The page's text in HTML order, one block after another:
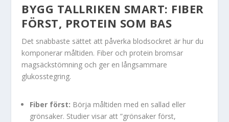
BYGG TALLRIKEN SMART: FIBER
FÖRST, PROTEIN SOM BAS
Det snabbaste sättet att påverka blodsockret är hur du
komponerar måltiden. Fiber och protein bromsar
magsäckstömning och ger en långsammare
glukosstegring.
Fiber först: Börja måltiden med en sallad eller
grönsaker. Studier visar att ”grönsaker först,